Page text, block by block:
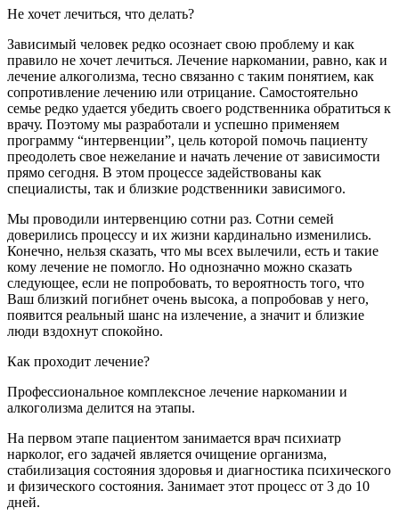
Не хочет лечиться, что делать?
Зависимый человек редко осознает свою проблему и как
правило не хочет лечиться. Лечение наркомании, равно, как и
лечение алкоголизма, тесно связанно с таким понятием, как
сопротивление лечению или отрицание. Самостоятельно
семье редко удается убедить своего родственника обратиться к
врачу. Поэтому мы разработали и успешно применяем
программу “интервенции”, цель которой помочь пациенту
преодолеть свое нежелание и начать лечение от зависимости
прямо сегодня. В этом процессе задействованы как
специалисты, так и близкие родственники зависимого.
Мы проводили интервенцию сотни раз. Сотни семей
доверились процессу и их жизни кардинально изменились.
Конечно, нельзя сказать, что мы всех вылечили, есть и такие
кому лечение не помогло. Но однозначно можно сказать
следующее, если не попробовать, то вероятность того, что
Ваш близкий погибнет очень высока, а попробовав у него,
появится реальный шанс на излечение, а значит и близкие
люди вздохнут спокойно.
Как проходит лечение?
Профессиональное комплексное лечение наркомании и
алкоголизма делится на этапы.
На первом этапе пациентом занимается врач психиатр
нарколог, его задачей является очищение организма,
стабилизация состояния здоровья и диагностика психического
и физического состояния. Занимает этот процесс от 3 до 10
дней.